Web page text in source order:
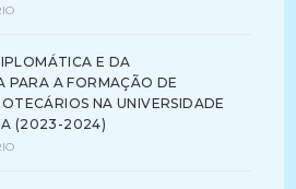
E DA
PARA A FORMAÇÃO DE
NA UNIVERSIDADE
(2023-2024)